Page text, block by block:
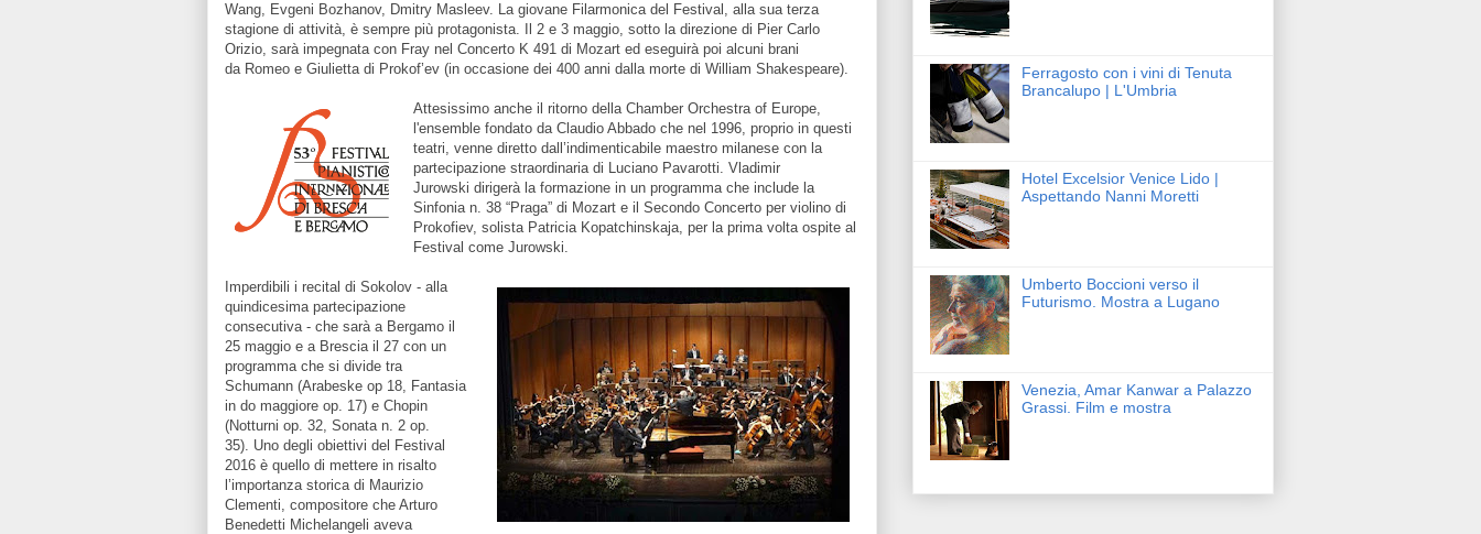
Wang, Evgeni Bozhanov, Dmitry Masleev. La giovane Filarmonica del Festival, alla sua terza
stagione di attività, è sempre più protagonista. Il 2 e 3 maggio, sotto la direzione di Pier Carlo
Orizio, sarà impegnata con Fray nel Concerto K 491 di Mozart ed eseguirà poi alcuni brani
da Romeo e Giulietta di Prokof’ev (in occasione dei 400 anni dalla morte di William Shakespeare).
Attesissimo anche il ritorno della Chamber Orchestra of Europe,
l'ensemble fondato da Claudio Abbado che nel 1996, proprio in questi
teatri, venne diretto dall’indimenticabile maestro milanese con la
partecipazione straordinaria di Luciano Pavarotti. Vladimir
Jurowski dirigerà la formazione in un programma che include la
Sinfonia n. 38 “Praga” di Mozart e il Secondo Concerto per violino di
Prokofiev, solista Patricia Kopatchinskaja, per la prima volta ospite al
Festival come Jurowski.
Imperdibili i recital di Sokolov - alla
quindicesima partecipazione
consecutiva - che sarà a Bergamo il
25 maggio e a Brescia il 27 con un
programma che si divide tra
Schumann (Arabeske op 18, Fantasia
in do maggiore op. 17) e Chopin
(Notturni op. 32, Sonata n. 2 op.
35). Uno degli obiettivi del Festival
2016 è quello di mettere in risalto
l’importanza storica di Maurizio
Clementi, compositore che Arturo
Benedetti Michelangeli aveva
Ferragosto con i vini di Tenuta
Brancalupo | L'Umbria
Hotel Excelsior Venice Lido |
Aspettando Nanni Moretti
Umberto Boccioni verso il
Futurismo. Mostra a Lugano
Venezia, Amar Kanwar a Palazzo
Grassi. Film e mostra